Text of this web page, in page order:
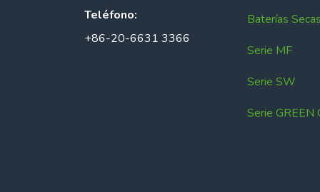
Teléfono:
+86-20-6631 3366
Baterías Secas
Serie MF
Serie SW
Serie GREEN